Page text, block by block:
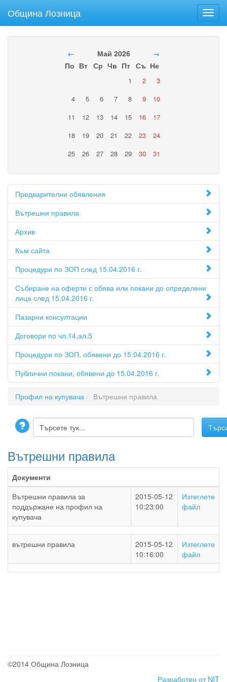
Община Лозница
← Май 2026
→
По Вт Ср Чв Пт Съ Не
1 2
3
4
5 6 7 8 9
10
11
12 13 14 15 16
17
18
19 20 21 22 23
24
25
26 27 28 29 30 31
Предварителни обявления
Вътрешни правила
Архив
Към сайта
Процедури по ЗОП след 15.04.2016 г.
Събиране на оферти с обява или покани до определени
лица след 15.04.2016 г.
Пазарни консултации
Договори по чл.14,ал.5
Процедури по ЗОП, обявени до 15.04.2016 г.
Публични покани, обявени до 15.04.2016 г.
Профил на купувача Вътрешни правила
Вътрешни правила
Документи
Вътрешни правила за
поддържане на профил на
купувача
2015-05-12
10:23:00
Изтеглете
файл
вътрешни правила
2015-05-12
10:16:00
Изтеглете
файл
©2014 Община Лозница
Разработен от NIT